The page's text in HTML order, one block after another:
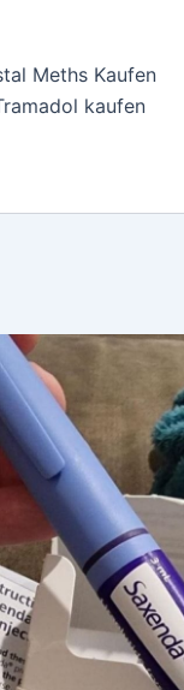
Meths Kaufen
kaufen